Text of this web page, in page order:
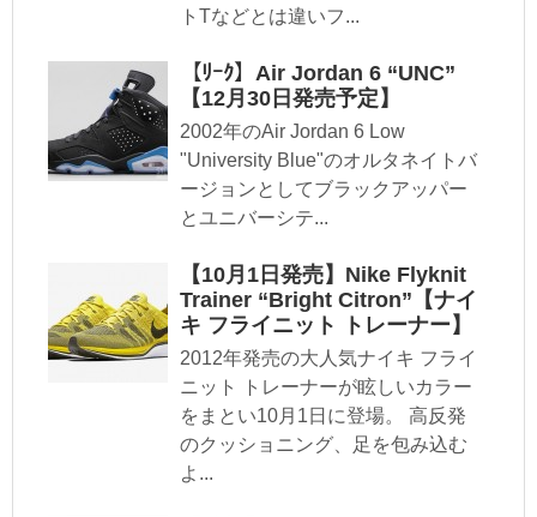
トTなどとは違いフ...
【ﾘｰｸ】Air Jordan 6 “UNC”
【12月30日発売予定】
2002年のAir Jordan 6 Low
"University Blue"のオルタネイトバ
ージョンとしてブラックアッパー
とユニバーシテ...
【10月1日発売】Nike Flyknit
Trainer “Bright Citron”【ナイ
キ フライニット トレーナー】
2012年発売の大人気ナイキ フライ
ニット トレーナーが眩しいカラー
をまとい10月1日に登場。 高反発
のクッショニング、足を包み込む
よ...